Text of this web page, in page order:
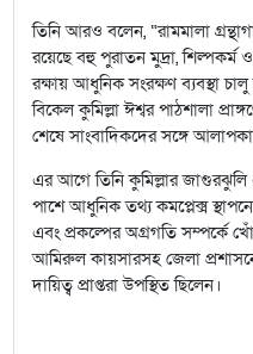
তিনি আরও বলেন, “রামমালা
রয়েছে বহু পুরাতন মুদ্রা,
রক্ষায় আধুনিক সংরক্ষণ ব্যবস্থা
বিকেল কুমিল্লা ঈশ্বর পাঠশালা
শেষে সাংবাদিকদের সঙ্গে
এর আগে তিনি কুমিল্লার জাগুরঝুলি
পাশে আধুনিক তথ্য কমপ্লেক্স
এবং প্রকল্পের অগ্রগতি সম্পর্কে
আমিরুল কায়সারসহ জেলা
দায়িত্ব প্রাপ্তরা উপস্থিত ছিলেন।